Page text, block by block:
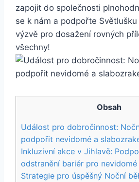
zapojit⁣ do společnosti​
se⁣ k nám a podpořte
výzvě pro dosažení rovných
‍všechny!
Obsah
Událost pro ⁣dobročinnost:
podpořit nevidomé a
Inkluzivní akce v Jihlavě:
odstranění bariér pro
Strategie pro ‌úspěšný Noční